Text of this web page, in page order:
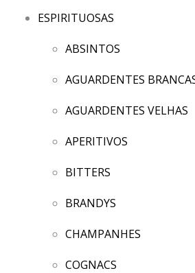
ESPIRITUOSAS
ABSINTOS
AGUARDENTES
AGUARDENTES VELHAS
APERITIVOS
BITTERS
BRANDYS
CHAMPANHES
COGNACS